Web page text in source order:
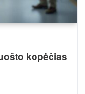
kopėčias